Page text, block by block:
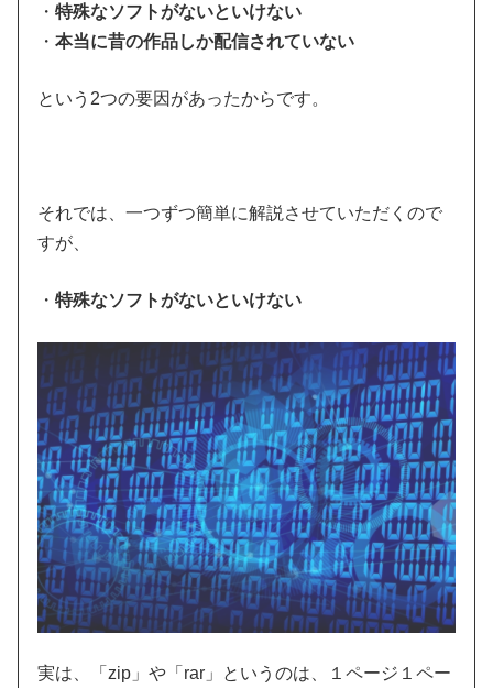
・特殊なソフトがないといけない
・本当に昔の作品しか配信されていない
という2つの要因があったからです。
それでは、一つずつ簡単に解説させていただくので
すが、
・特殊なソフトがないといけない
実は、「zip」や「rar」というのは、１ページ１ペー